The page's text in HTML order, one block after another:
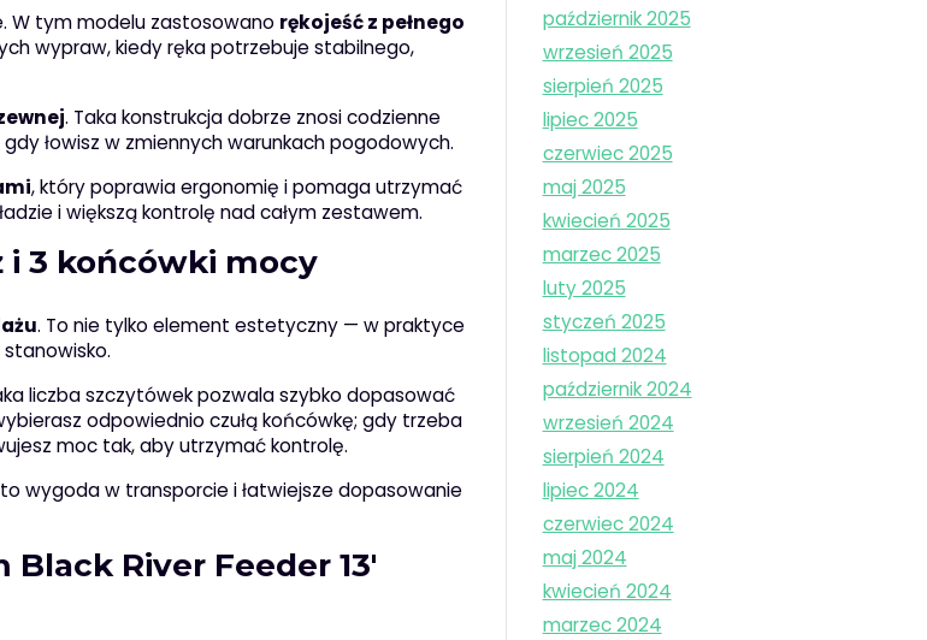
W tym modelu zastosowano rękojeść z pełnego
wypraw, kiedy ręka potrzebuje stabilnego,
. Taka konstrukcja dobrze znosi codzienne
łowisz w zmiennych warunkach pogodowych.
, który poprawia ergonomię i pomaga utrzymać
i większą kontrolę nad całym zestawem.
3 końcówki mocy
. To nie tylko element estetyczny — w praktyce
liczba szczytówek pozwala szybko dopasować
odpowiednio czułą końcówkę; gdy trzeba
moc tak, aby utrzymać kontrolę.
wygoda w transporcie i łatwiejsze dopasowanie
River Feeder 13′
październik 2025
wrzesień 2025
sierpień 2025
lipiec 2025
czerwiec 2025
maj 2025
kwiecień 2025
marzec 2025
luty 2025
styczeń 2025
listopad 2024
październik 2024
wrzesień 2024
sierpień 2024
lipiec 2024
czerwiec 2024
maj 2024
kwiecień 2024
marzec 2024